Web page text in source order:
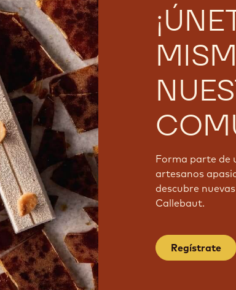
Forma parte de
artesanos
descubre
Callebaut.
Regístrate